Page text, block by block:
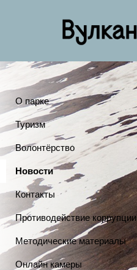
О парке
Туризм
Волонтёрство
Новости
Контакты
Противодействие коррупции
Методические материалы
Онлайн камеры